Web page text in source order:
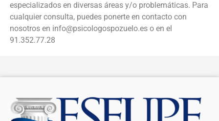
especializados en diversas áreas y/o problemáticas. Para
cualquier consulta, puedes ponerte en contacto con
nosotros en info@psicologospozuelo.es o en el
91.352.77.28